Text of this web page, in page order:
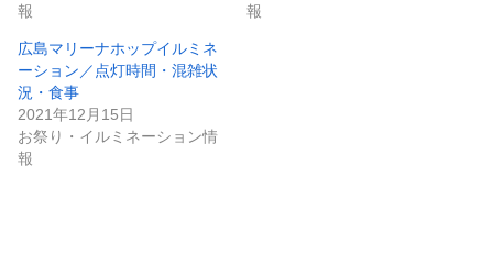
報
報
広島マリーナホップイルミネ
ーション／点灯時間・混雑状
況・食事
2021年12月15日
お祭り・イルミネーション情
報